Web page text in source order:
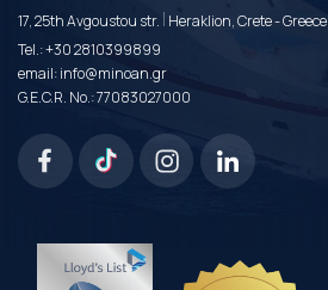
17, 25th Avgoustou str. | Heraklion, Crete - Greece
Tel.:+30 2810399899
email:info@minoan.gr
G.E.C.R. No.: 77083027000